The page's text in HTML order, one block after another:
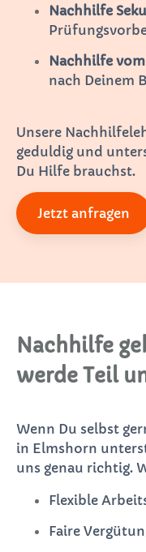
Nachhilfe
Nachhilfe
nach Deinem
Unsere
geduldig und
Du Hilfe brauchst.
Jetzt anfragen
Nachhilfe
werde Teil
Wenn Du selbst
in Elmshorn
uns genau richtig.
Flexible
Faire